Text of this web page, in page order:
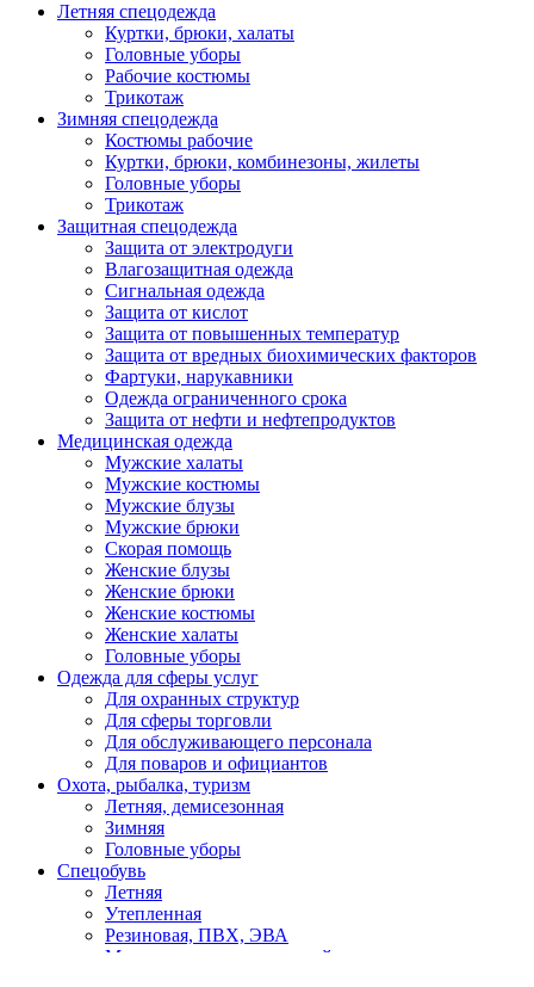
Летняя спецодежда
Куртки, брюки, халаты
Головные уборы
Рабочие костюмы
Трикотаж
Зимняя спецодежда
Костюмы рабочие
Куртки, брюки, комбинезоны, жилеты
Головные уборы
Трикотаж
Защитная спецодежда
Защита от электродуги
Влагозащитная одежда
Сигнальная одежда
Защита от кислот
Защита от повышенных температур
Защита от вредных биохимических факторов
Фартуки, нарукавники
Одежда ограниченного срока
Защита от нефти и нефтепродуктов
Медицинская одежда
Мужские халаты
Мужские костюмы
Мужские блузы
Мужские брюки
Скорая помощь
Женские блузы
Женские брюки
Женские костюмы
Женские халаты
Головные уборы
Одежда для сферы услуг
Для охранных структур
Для сферы торговли
Для обслуживающего персонала
Для поваров и официантов
Охота, рыбалка, туризм
Летняя, демисезонная
Зимняя
Головные уборы
Спецобувь
Летняя
Утепленная
Резиновая, ПВХ, ЭВА
Медицинская, для пищевой промышленности